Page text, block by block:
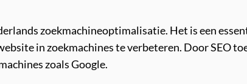
zoekmachineoptimalisatie. Het is een
in zoekmachines te verbeteren. Door SEO
zoals Google.